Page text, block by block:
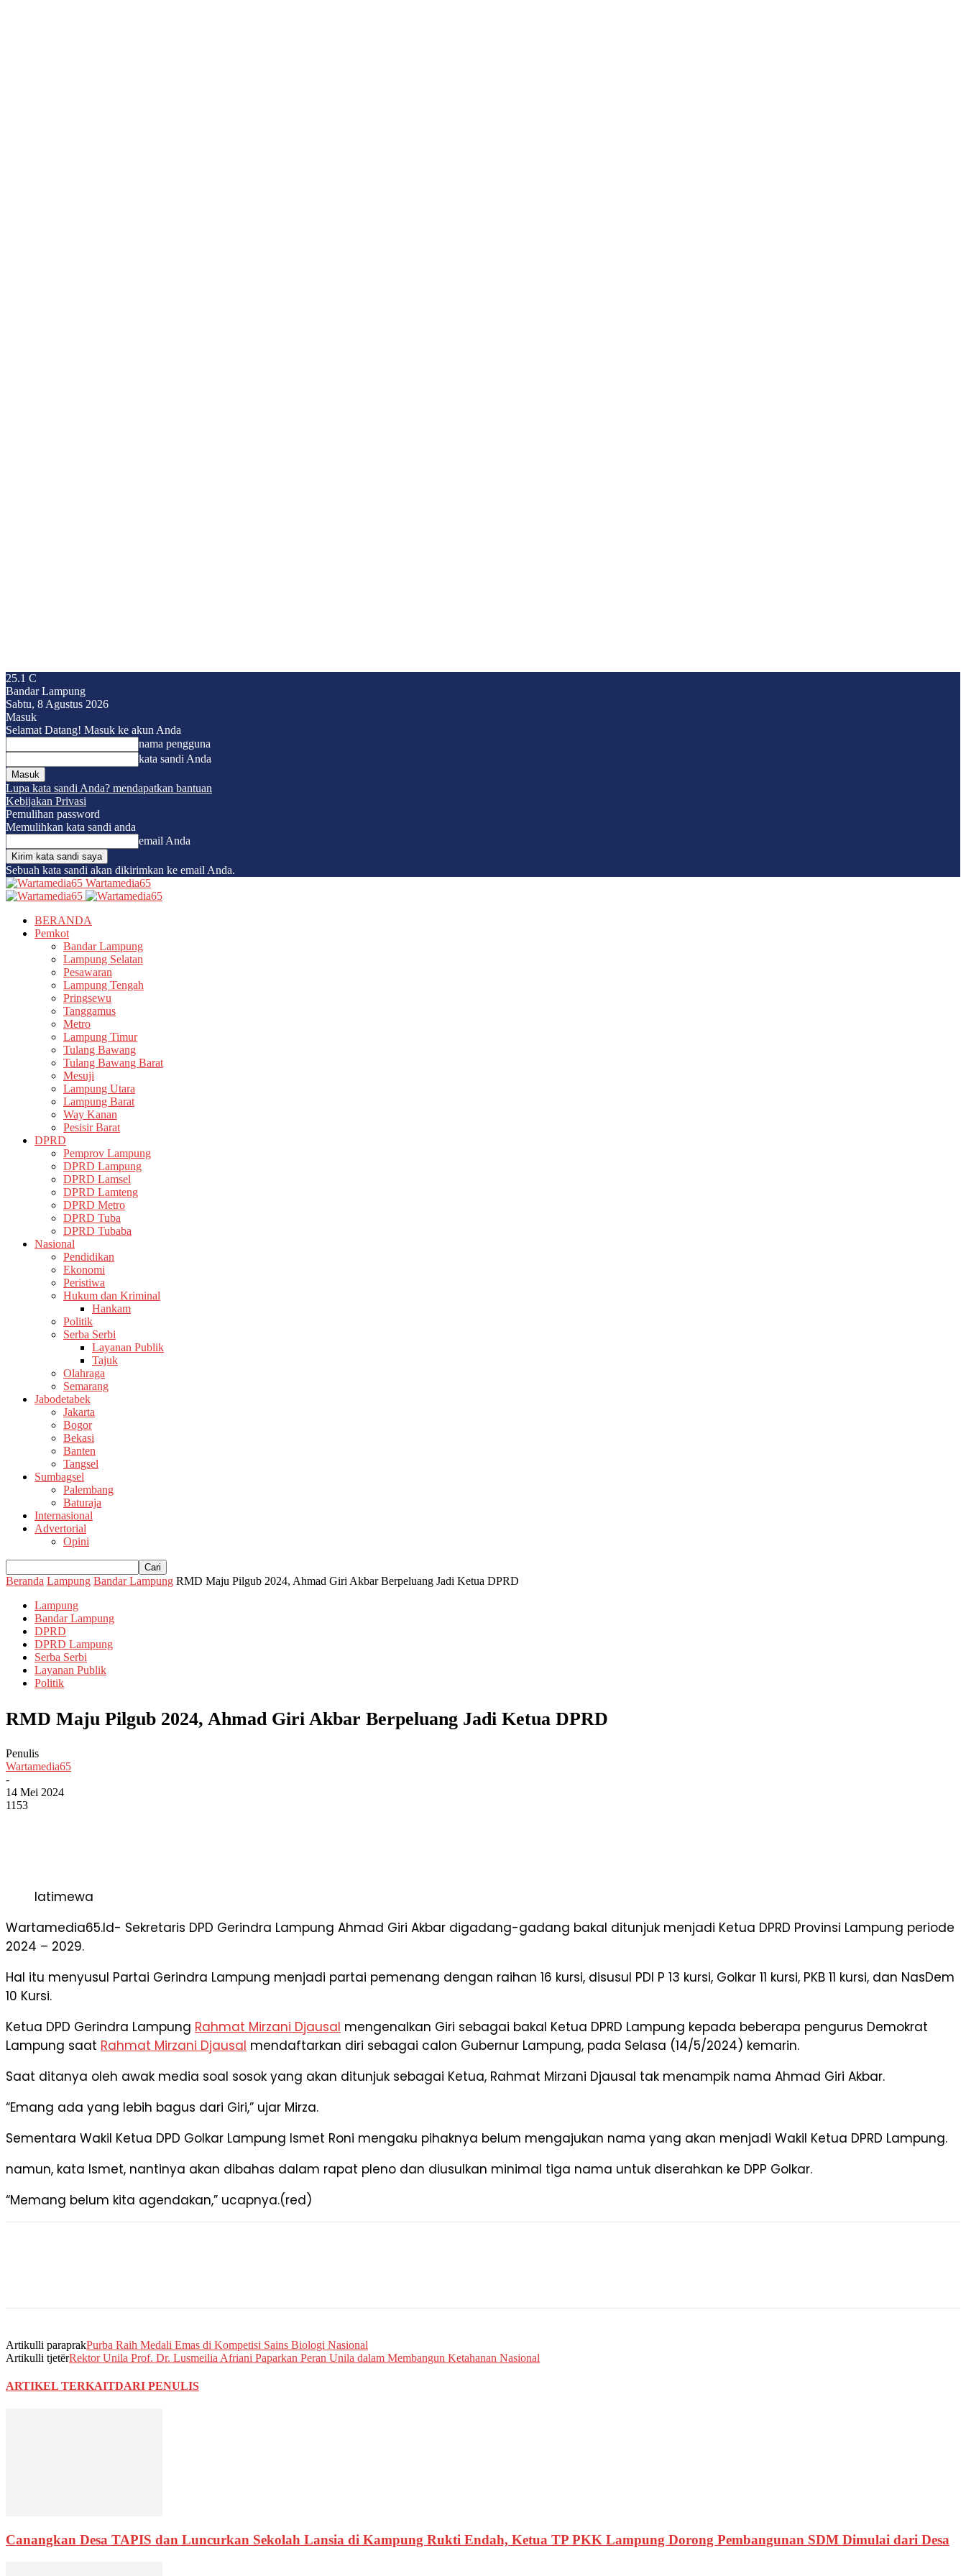
25.1 C
Bandar Lampung
Sabtu, 8 Agustus 2026
Masuk
Selamat Datang! Masuk ke akun Anda
nama pengguna
kata sandi Anda
Lupa kata sandi Anda? mendapatkan bantuan
Kebijakan Privasi
Pemulihan password
Memulihkan kata sandi anda
email Anda
Sebuah kata sandi akan dikirimkan ke email Anda.
Wartamedia65
BERANDA
Pemkot
Bandar Lampung
Lampung Selatan
Pesawaran
Lampung Tengah
Pringsewu
Tanggamus
Metro
Lampung Timur
Tulang Bawang
Tulang Bawang Barat
Mesuji
Lampung Utara
Lampung Barat
Way Kanan
Pesisir Barat
DPRD
Pemprov Lampung
DPRD Lampung
DPRD Lamsel
DPRD Lamteng
DPRD Metro
DPRD Tuba
DPRD Tubaba
Nasional
Pendidikan
Ekonomi
Peristiwa
Hukum dan Kriminal
Hankam
Politik
Serba Serbi
Layanan Publik
Tajuk
Olahraga
Semarang
Jabodetabek
Jakarta
Bogor
Bekasi
Banten
Tangsel
Sumbagsel
Palembang
Baturaja
Internasional
Advertorial
Opini
Beranda Lampung Bandar Lampung RMD Maju Pilgub 2024, Ahmad Giri Akbar Berpeluang Jadi Ketua DPRD
Lampung
Bandar Lampung
DPRD
DPRD Lampung
Serba Serbi
Layanan Publik
Politik
RMD Maju Pilgub 2024, Ahmad Giri Akbar Berpeluang Jadi Ketua DPRD
Penulis
Wartamedia65
-
14 Mei 2024
1153
Iatimewa
Wartamedia65.Id- Sekretaris DPD Gerindra Lampung Ahmad Giri Akbar digadang-gadang bakal ditunjuk menjadi Ketua DPRD Provinsi Lampung periode
2024 – 2029.
Hal itu menyusul Partai Gerindra Lampung menjadi partai pemenang dengan raihan 16 kursi, disusul PDI P 13 kursi, Golkar 11 kursi, PKB 11 kursi, dan NasDem
10 Kursi.
Ketua DPD Gerindra Lampung Rahmat Mirzani Djausal mengenalkan Giri sebagai bakal Ketua DPRD Lampung kepada beberapa pengurus Demokrat
Lampung saat Rahmat Mirzani Djausal mendaftarkan diri sebagai calon Gubernur Lampung, pada Selasa (14/5/2024) kemarin.
Saat ditanya oleh awak media soal sosok yang akan ditunjuk sebagai Ketua, Rahmat Mirzani Djausal tak menampik nama Ahmad Giri Akbar.
“Emang ada yang lebih bagus dari Giri,” ujar Mirza.
Sementara Wakil Ketua DPD Golkar Lampung Ismet Roni mengaku pihaknya belum mengajukan nama yang akan menjadi Wakil Ketua DPRD Lampung.
namun, kata Ismet, nantinya akan dibahas dalam rapat pleno dan diusulkan minimal tiga nama untuk diserahkan ke DPP Golkar.
“Memang belum kita agendakan,” ucapnya.(red)
Artikulli paraprakPurba Raih Medali Emas di Kompetisi Sains Biologi Nasional
Artikulli tjetërRektor Unila Prof. Dr. Lusmeilia Afriani Paparkan Peran Unila dalam Membangun Ketahanan Nasional
ARTIKEL TERKAITDARI PENULIS
Canangkan Desa TAPIS dan Luncurkan Sekolah Lansia di Kampung Rukti Endah, Ketua TP PKK Lampung Dorong Pembangunan SDM Dimulai dari Desa